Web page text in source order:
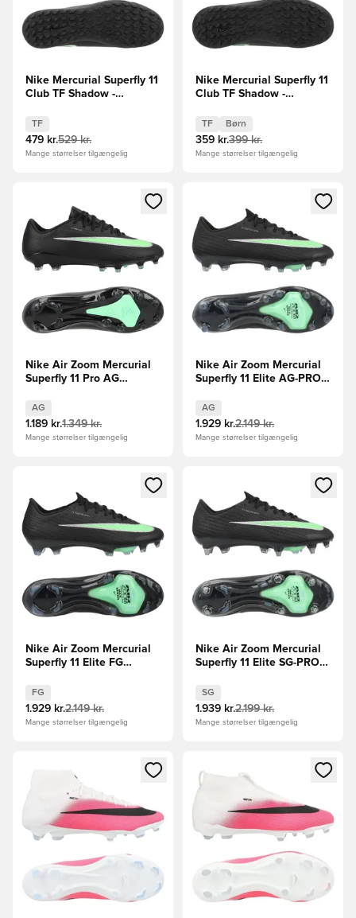
Nike Mercurial Superfly 11
Club TF Shadow -
TF
479 kr.529 kr.
Mange størrelser tilgængelig
Nike Mercurial Superfly 11
Club TF Shadow -
TF Børn
359 kr.399 kr.
Mange størrelser tilgængelig
Åbner en Modal til at logge ind eller tilmelde dig som
Nike Air Zoom Mercurial
Superfly 11 Pro AG
AG
1.189 kr.1.349 kr.
Mange størrelser tilgængelig
Åbner en Modal til at logge
Nike Air Zoom Mercurial
Superfly 11 Elite AG-PRO
AG
1.929 kr.2.149 kr.
Mange størrelser tilgængelig
Åbner en Modal til at logge ind eller tilmelde dig som
Nike Air Zoom Mercurial
Superfly 11 Elite FG
FG
1.929 kr.2.149 kr.
Mange størrelser tilgængelig
Åbner en Modal til at logge
Nike Air Zoom Mercurial
Superfly 11 Elite SG-PRO
SG
1.939 kr.2.199 kr.
Mange størrelser tilgængelig
Åbner en Modal til at logge ind eller tilmelde dig som
Åbner en Modal til at logge